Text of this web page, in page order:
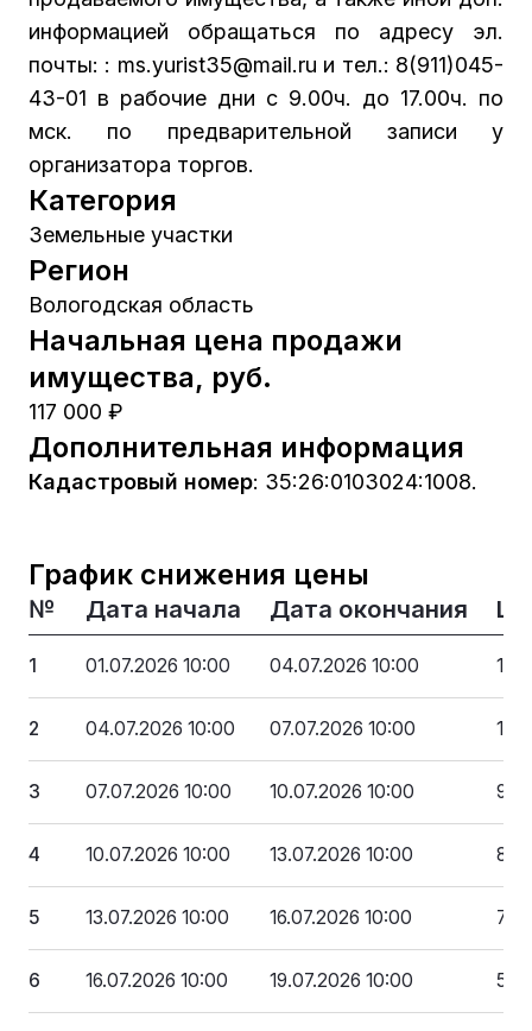
информацией обращаться по адресу эл.
почты: : ms.yurist35@mail.ru и тел.: 8(911)045-
43-01 в рабочие дни с 9.00ч. до 17.00ч. по
мск. по предварительной записи у
организатора торгов.
Категория
Земельные участки
Регион
Вологодская область
Начальная цена продажи
имущества, руб.
117 000 ₽
Дополнительная информация
Кадастровый номер: 35:26:0103024:1008.
График снижения цены
№ Дата начала Дата окончания
1 01.07.2026 10:00 04.07.2026 10:00 117
2 04.07.2026 10:00 07.07.2026 10:00
3 07.07.2026 10:00 10.07.2026 10:00 93
4 10.07.2026 10:00 13.07.2026 10:00 81
5 13.07.2026 10:00 16.07.2026 10:00 70
6 16.07.2026 10:00 19.07.2026 10:00 58